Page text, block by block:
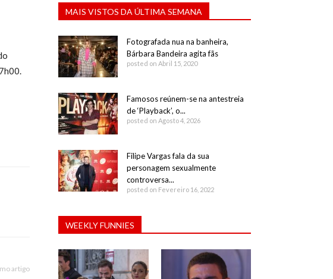
artigo
MAIS VISTOS DA ÚLTIMA SEMANA
Fotografada nua na banheira,
Bárbara Bandeira agita fãs
posted on Abril 15, 2020
Famosos reúnem-se na antestreia
de ‘Playback’, o...
posted on Agosto 4, 2026
Filipe Vargas fala da sua
personagem sexualmente
controversa...
posted on Fevereiro 16, 2022
WEEKLY FUNNIES